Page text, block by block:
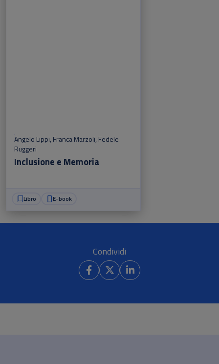
Angelo Lippi, Franca Marzoli, Fedele
Ruggeri
Inclusione e Memoria
Libro E-book
Condividi